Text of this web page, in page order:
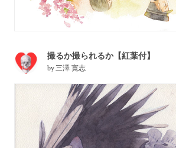
撮るか撮られるか【紅葉付】
by 三澤 寛志